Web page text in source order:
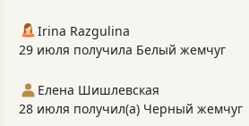
Irina Razgulina
29 июля получила Белый жемчуг
Елена Шишлевская
28 июля получил(а) Черный жемчуг